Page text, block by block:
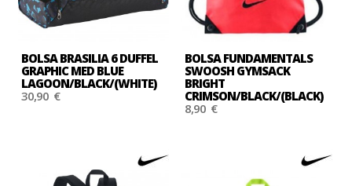
BOLSA BRASILIA 6 DUFFEL
GRAPHIC MED BLUE
LAGOON/BLACK/(WHITE)
30,90 €
BOLSA FUNDAMENTALS
SWOOSH GYMSACK
BRIGHT
CRIMSON/BLACK/(BLACK)
8,90 €